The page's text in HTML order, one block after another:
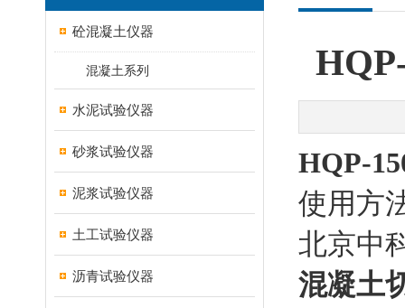
砼混凝土仪器
混凝土系列
水泥试验仪器
砂浆试验仪器
泥浆试验仪器
土工试验仪器
沥青试验仪器
HQP-
使用方
北京中
混凝土